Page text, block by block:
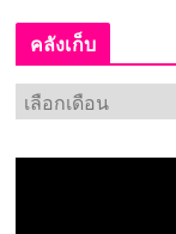
คลังเก็บ
ลั
ง